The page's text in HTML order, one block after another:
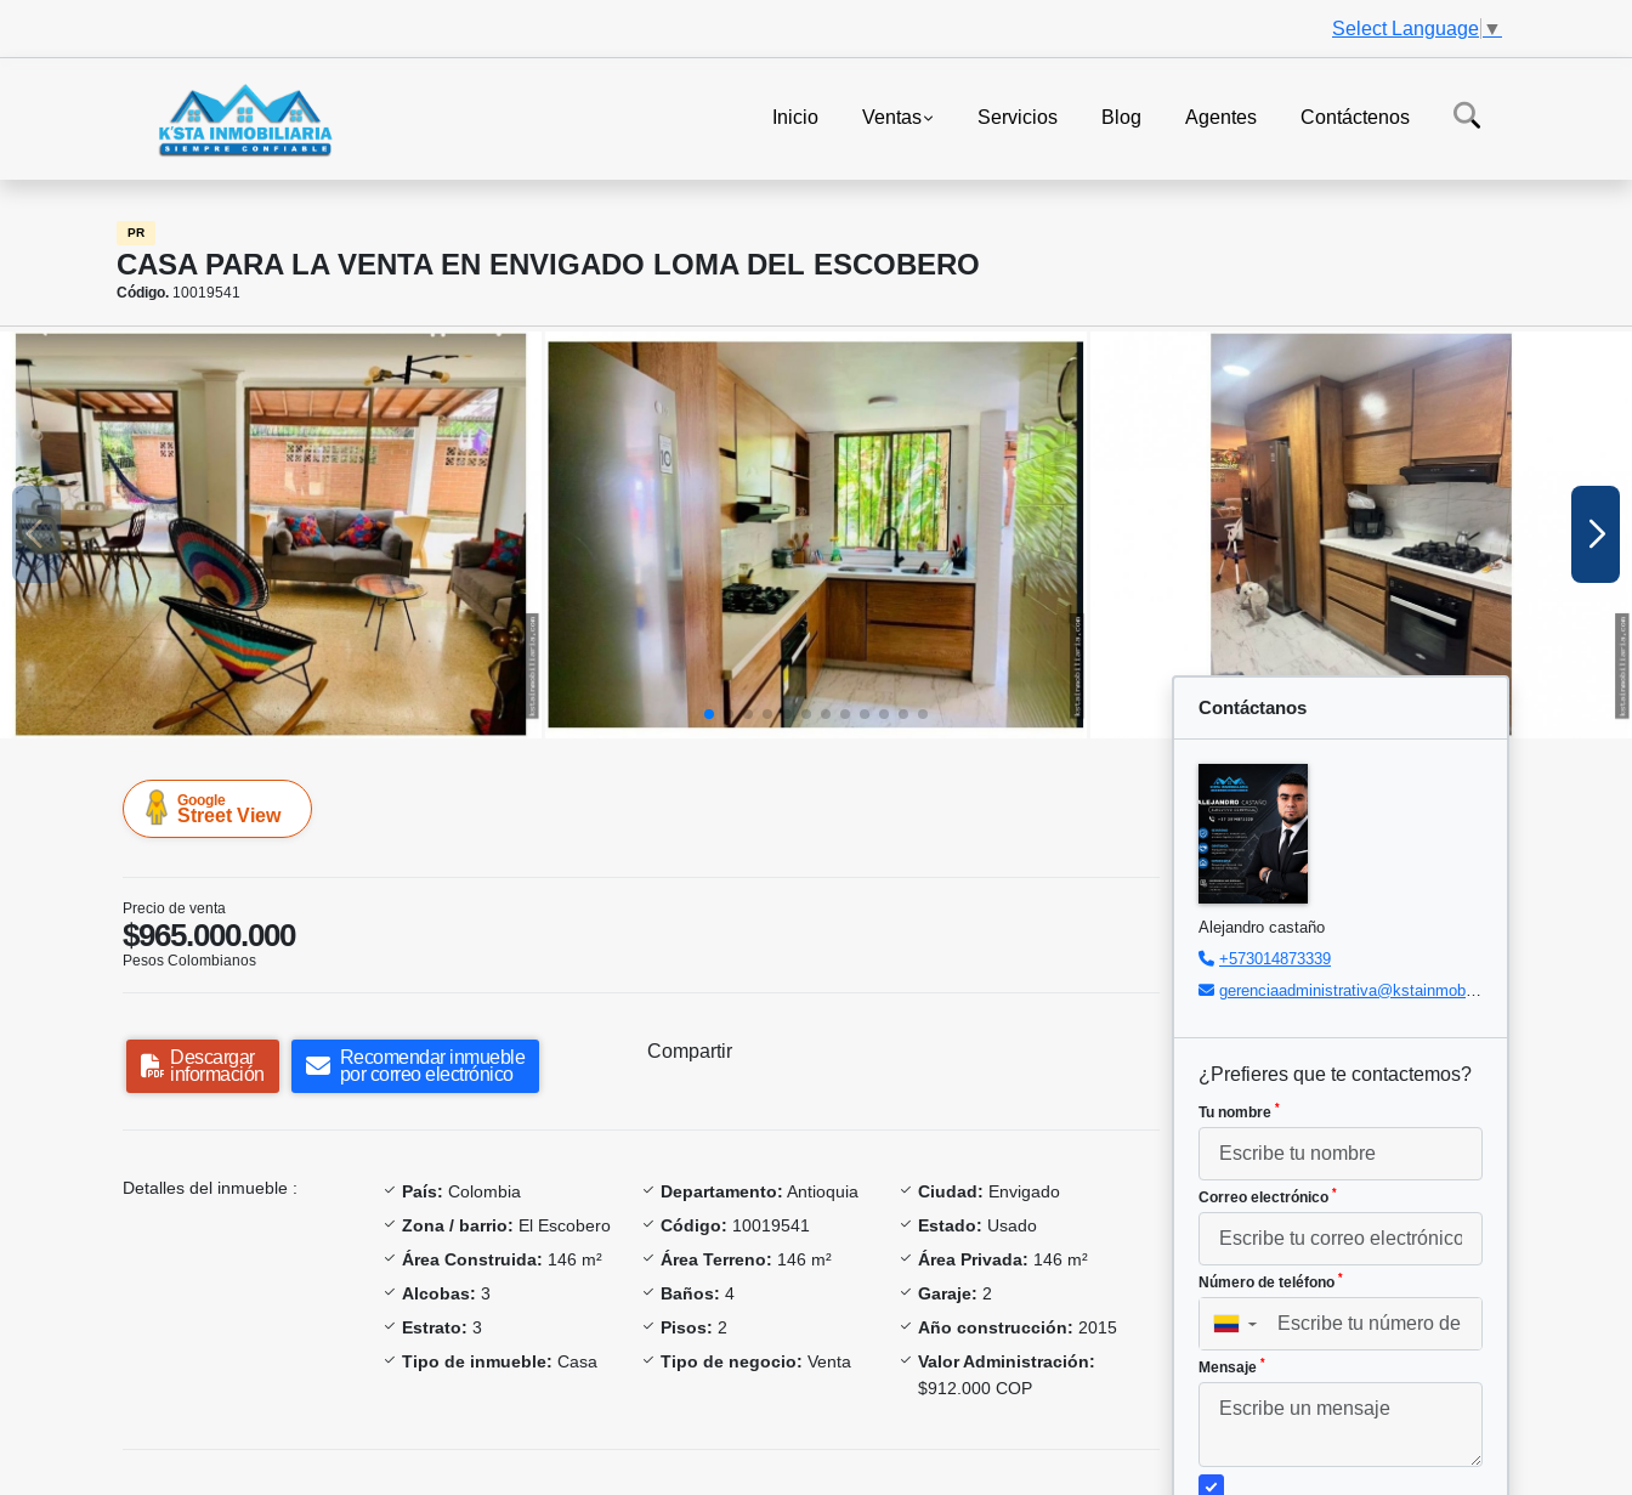
Select Language ▼
Inicio Ventas Servicios Blog Agentes Contáctenos
PR
CASA PARA LA VENTA EN ENVIGADO LOMA DEL ESCOBERO
Código. 10019541
Google
Street View
Precio de venta
$965.000.000
Pesos Colombianos
Descargar
información
Recomendar inmueble
por correo electrónico
Compartir
Detalles del inmueble : País: Colombia Departamento: Antioquia Ciudad: Envigado
Zona / barrio: El Escobero Código: 10019541 Estado: Usado
Área Construida: 146 m² Área Terreno: 146 m² Área Privada: 146 m²
Alcobas: 3 Baños: 4 Garaje: 2
Estrato: 3 Pisos: 2 Año construcción: 2015
Tipo de inmueble: Casa Tipo de negocio: Venta
Valor Administración:
$912.000 COP
Contáctanos
Alejandro castaño
+573014873339
gerenciaadministrativa@kstainmobiliaria.com
¿Prefieres que te contactemos?
Tu nombre *
Correo electrónico *
Número de teléfono *
▼
Mensaje *